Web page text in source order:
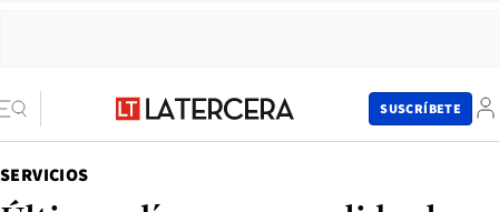
SUSCRÍBETE
SERVICIOS